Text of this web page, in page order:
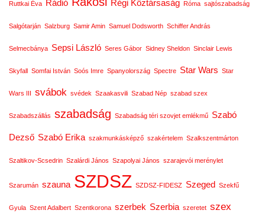
Ruttkai Éva Rádió Régi Köztársaság Róma sajtószabadság
Salgótarján Salzburg Samir Amin Samuel Dodsworth Schiffer András
Selmecbánya Sepsi László Seres Gábor Sidney Sheldon Sinclair Lewis
Skyfall Somfai István Soós Imre Spanyolország Spectre Star Wars Star
Wars III svábok svédek Szaakasvili Szabad Nép szabad szex
Szabadszállás szabadság Szabadság téri szovjet emlékmű Szabó
Dezső Szabó Erika szakmunkásképző szakértelem Szalkszentmárton
Szaltikov-Scsedrin Szalárdi János Szapolyai János szarajevói merénylet
Szarumán szauna SZDSZ SZDSZ-FIDESZ Szeged Szekfű
Gyula Szent Adalbert Szentkorona szerbek Szerbia szeretet szex